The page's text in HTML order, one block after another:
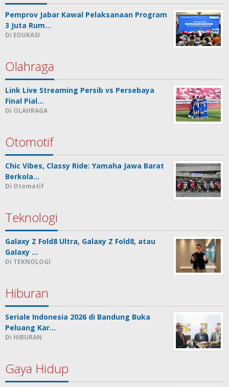
Pemprov Jabar Kawal Pelaksanaan Program
3 Juta Rum…
Di EDUKASI
Olahraga
Link Live Streaming Persib vs Persebaya
Final Pial…
Di OLAHRAGA
Otomotif
Chic Vibes, Classy Ride: Yamaha Jawa Barat
Berkola…
Di Otomatif
Teknologi
Galaxy Z Fold8 Ultra, Galaxy Z Fold8, atau
Galaxy …
Di TEKNOLOGI
Hiburan
Seriale Indonesia 2026 di Bandung Buka
Peluang Kar…
Di HIBURAN
Gaya Hidup